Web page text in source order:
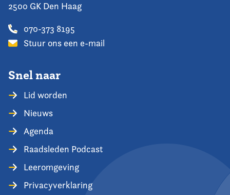
2500 GK Den Haag
070-373 8195
Stuur ons een e-mail
Snel naar
Lid worden
Nieuws
Agenda
Raadsleden Podcast
Leeromgeving
Privacyverklaring